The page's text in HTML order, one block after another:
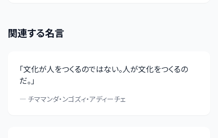
関連する名言
「文化が人をつくるのではない。人が文化をつくるの
だ。」
— チママンダ・ンゴズィ・アディーチェ